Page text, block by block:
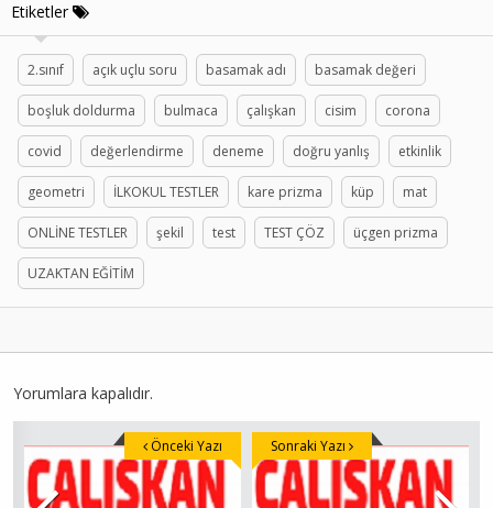
Etiketler
2.sınıf açık uçlu soru basamak adı basamak değeri
boşluk doldurma bulmaca çalışkan cisim corona
covid değerlendirme deneme doğru yanlış etkinlik
geometri İLKOKUL TESTLER kare prizma küp mat
ONLİNE TESTLER şekil test TEST ÇÖZ üçgen prizma
UZAKTAN EĞİTİM
Yorumlara kapalıdır.
Önceki Yazı Sonraki Yazı